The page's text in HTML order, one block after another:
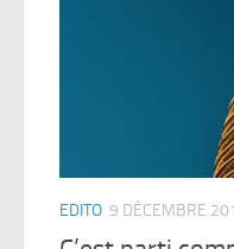
EDITO 9 DÉCEMBRE